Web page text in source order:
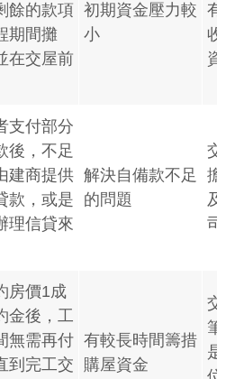
餘的款項
期間攤
在交屋前
初期資金壓力較
小
支付部分
後，不足
建商提供
款，或是
理信貸來
解決自備款不足
的問題
房價1成
金後，工
無需再付
到完工交
有較長時間籌措
購屋資金